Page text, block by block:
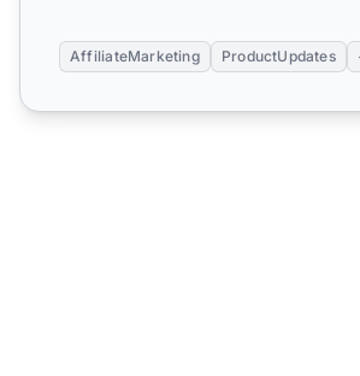
AffiliateMarketing ProductUpdates